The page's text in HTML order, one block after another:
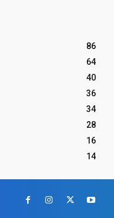
86
64
40
36
34
28
16
14